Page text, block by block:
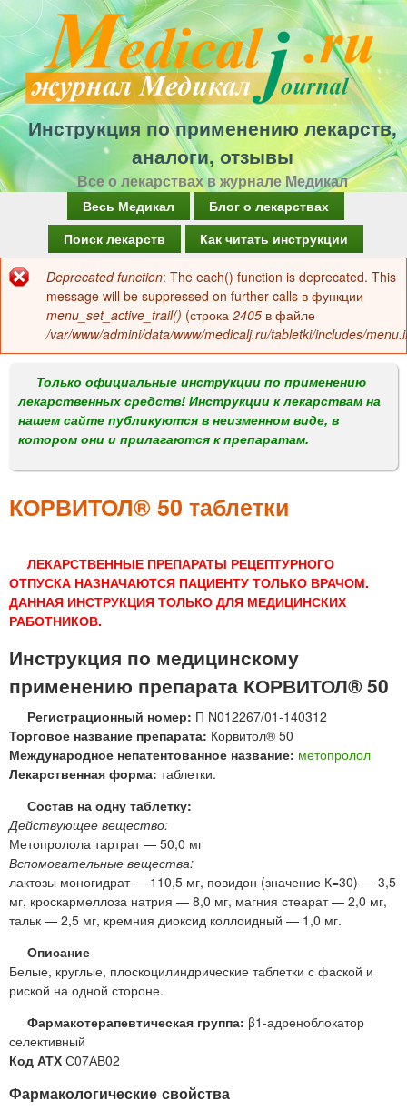
Перейти
к
основному
содержанию
Инструкция по применению лекарств,
аналоги, отзывы
Все о лекарствах в журнале Медикал
а
в
о
м
е
н
Весь Медикал
Блог о лекарствах
Поиск лекарств
Как читать инструкции
Сообщение
об
ошибке
Deprecated function: The each() function is deprecated. This
message will be suppressed on further calls в функции
menu_set_active_trail() (строка 2405 в файле
/var/www/admini/data/www/medicalj.ru/tabletki/includes/
Только официальные инструкции по применению
лекарственных средств! Инструкции к лекарствам на
нашем сайте публикуются в неизменном виде, в
котором они и прилагаются к препаратам.
КОРВИТОЛ® 50 таблетки
ЛЕКАРСТВЕННЫЕ ПРЕПАРАТЫ РЕЦЕПТУРНОГО
ОТПУСКА НАЗНАЧАЮТСЯ ПАЦИЕНТУ ТОЛЬКО ВРАЧОМ.
ДАННАЯ ИНСТРУКЦИЯ ТОЛЬКО ДЛЯ МЕДИЦИНСКИХ
РАБОТНИКОВ.
Инструкция по медицинскому
применению препарата КОРВИТОЛ® 50
Регистрационный номер: П N012267/01-140312
Торговое название препарата: Корвитол® 50
Международное непатентованное название: метопролол
Лекарственная форма: таблетки.
Состав на одну таблетку:
Действующее вещество:
Метопролола тартрат — 50,0 мг
Вспомогательные вещества:
лактозы моногидрат — 110,5 мг, повидон (значение К=30) — 3,5
мг, кроскармеллоза натрия — 8,0 мг, магния стеарат — 2,0 мг,
тальк — 2,5 мг, кремния диоксид коллоидный — 1,0 мг.
Описание
Белые, круглые, плоскоцилиндрические таблетки с фаской и
риской на одной стороне.
Фармакотерапевтическая группа: β1-адреноблокатор
селективный
Код АТХ С07АВ02
Фармакологические свойства